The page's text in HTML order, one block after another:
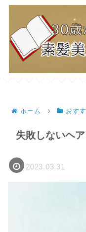
ホーム おす
失敗しないヘ
2023.03.31